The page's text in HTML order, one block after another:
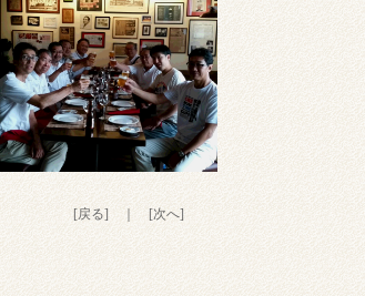
[戻る] [次へ]